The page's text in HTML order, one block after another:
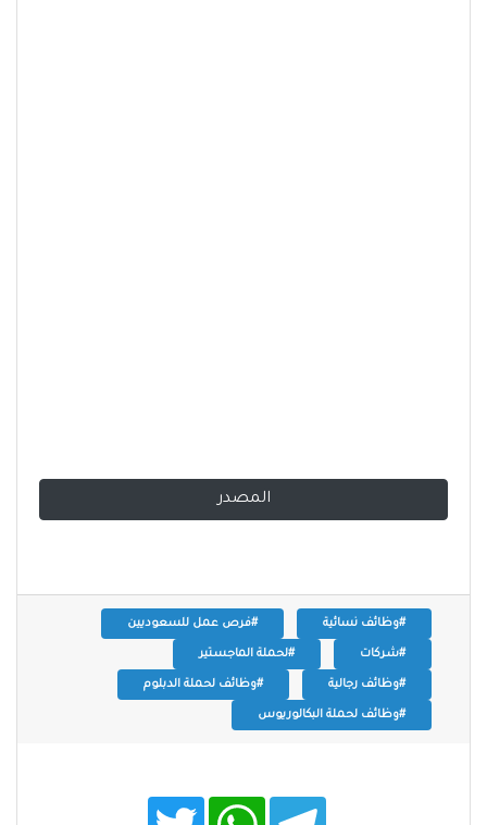
المصدر
#وظائف نسائية #فرص عمل للسعوديين
#شركات #لحملة الماجستير
#وظائف رجالية #وظائف لحملة الدبلوم
#وظائف لحملة البكالوريوس
T
W
T